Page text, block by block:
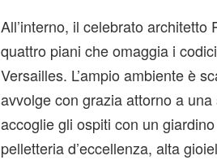
All’interno, il celebrato
quattro piani che omaggia i
Versailles. L’ampio ambiente è
avvolge con grazia attorno a
accoglie gli ospiti con un
pelletteria d’eccellenza, alta